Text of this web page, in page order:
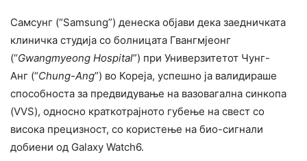
Самсунг (“Samsung”) денеска објави дека заедничката
клиничка студија со болницата Гвангмјеонг
(“Gwangmyeong Hospital”) при Универзитетот Чунг-
Анг (“Chung-Ang”) во Кореја, успешно ја валидираше
способноста за предвидување на вазовагална синкопа
(VVS), односно краткотрајното губење на свест со
висока прецизност, со користење на био-сигнали
добиени од Galaxy Watch6.